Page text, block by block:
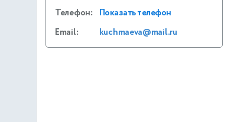
Телефон: Показать телефон
Email:
kuchmaeva@mail.ru